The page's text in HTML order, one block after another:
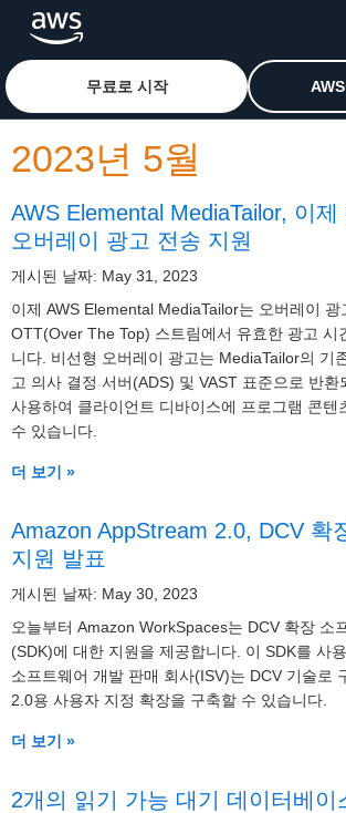
메인 콘텐츠로 건너뛰기Amazon Web Services 홈 페이지로
무료로 시작
2023년 5월
AWS Elemental MediaTailor, 이
오버레이 광고 전송 지원
게시된 날짜: May 31, 2023
이제 AWS Elemental MediaTailor는 오버레이 광
OTT(Over The Top) 스트림에서 유효한 광고 시
니다. 비선형 오버레이 광고는 MediaTailor의 기
고 의사 결정 서버(ADS) 및 VAST 표준으로 반환
사용하여 클라이언트 디바이스에 프로그램 콘텐
수 있습니다.
더 보기 »
Amazon AppStream 2.0, DCV 확
지원 발표
게시된 날짜: May 30, 2023
오늘부터 Amazon WorkSpaces는 DCV 확장 소
(SDK)에 대한 지원을 제공합니다. 이 SDK를 사
소프트웨어 개발 판매 회사(ISV)는 DCV 기술로
2.0용 사용자 지정 확장을 구축할 수 있습니다.
더 보기 »
2개의 읽기 가능 대기 데이터베이